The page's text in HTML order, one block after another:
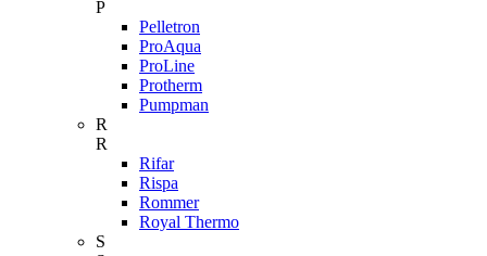
P
Pelletron
ProAqua
ProLine
Protherm
Pumpman
R
R
Rifar
Rispa
Rommer
Royal Thermo
S